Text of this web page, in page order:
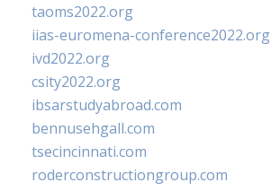
taoms2022.org
iias-euromena-conference2022.org
ivd2022.org
csity2022.org
ibsarstudyabroad.com
bennusehgall.com
tsecincinnati.com
roderconstructiongroup.com